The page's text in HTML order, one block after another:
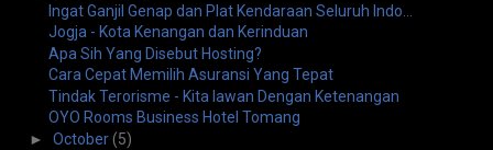
Ingat Ganjil Genap dan Plat Kendaraan Seluruh Indo...
Jogja - Kota Kenangan dan Kerinduan
Apa Sih Yang Disebut Hosting?
Cara Cepat Memilih Asuransi Yang Tepat
Tindak Terorisme - Kita lawan Dengan Ketenangan
OYO Rooms Business Hotel Tomang
► October(5)